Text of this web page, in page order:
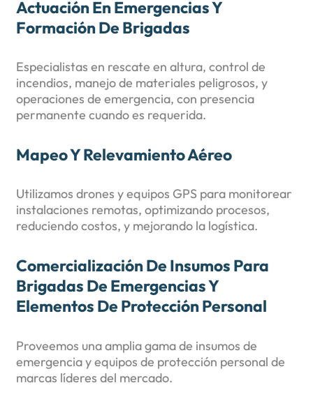
Actuación En Emergencias Y
Formación De Brigadas
Especialistas en rescate en altura, control de
incendios, manejo de materiales peligrosos, y
operaciones de emergencia, con presencia
permanente cuando es requerida.
Mapeo Y Relevamiento Aéreo
Utilizamos drones y equipos GPS para monitorear
instalaciones remotas, optimizando procesos,
reduciendo costos, y mejorando la logística.
Comercialización De Insumos Para
Brigadas De Emergencias Y
Elementos De Protección Personal
Proveemos una amplia gama de insumos de
emergencia y equipos de protección personal de
marcas líderes del mercado.